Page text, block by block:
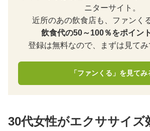
ニターサイト。
近所のあの飲食店も、ファンく
飲食代の50～100％をポイン
登録は無料なので、まずは見てみ
「ファンくる」を見てみ
30代女性がエクササイズ